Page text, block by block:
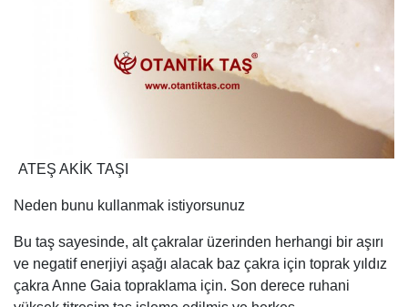
ATEŞ AKİK TAŞI
Neden bunu kullanmak istiyorsunuz
Bu taş sayesinde, alt çakralar üzerinden herhangi bir aşırı
ve negatif enerjiyi aşağı alacak baz çakra için toprak yıldız
çakra Anne Gaia topraklama için. Son derece ruhani